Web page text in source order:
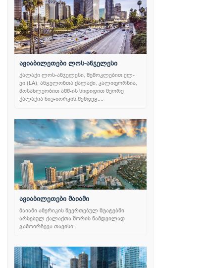
ავიაბილეთები ლოს-ანჯელესი
ქალაქი ლოს-ანჯელესი, შემოკლებით ელ-
ეი (LA), ანგელოზთა ქალაქი, კალიფორნია,
მოსახლეობით აშშ-ის სიდიდით მეორე
ქალაქია ნიუ-იორკის შემდეგ....
ავიაბილეთები მაიამი
მაიამი ამერიკის შეერთებულ შტატებში
არსებულ ქალაქთა შორის ნამდვილად
გამოირჩევა თავისი...